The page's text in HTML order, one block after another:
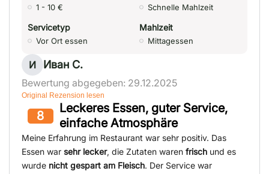
1 - 10 € Schnelle Mahlzeit
Servicetyp
Vor Ort essen
Mahlzeit
Mittagessen
И Иван С.
Bewertung abgegeben: 29.12.2025
Original Rezension lesen
8
Leckeres Essen, guter Service,
einfache Atmosphäre
Meine Erfahrung im Restaurant war sehr positiv. Das
Essen war sehr lecker, die Zutaten waren frisch und es
wurde nicht gespart am Fleisch. Der Service war